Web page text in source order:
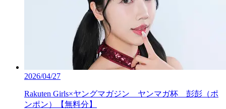
2026/04/27
Rakuten Girls×ヤングマガジン ヤンマガ杯 彭彭（ポ
ンポン）【無料分】